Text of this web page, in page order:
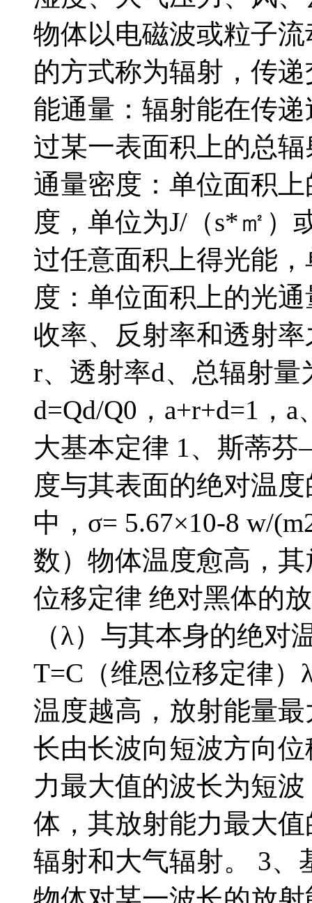
物体以电磁波或粒子
的方式称为辐射，传
能通量：辐射能在传
过某一表面积上的总
通量密度：单位面积
度，单位为J/（s*㎡）
过任意面积上得光能
度：单位面积上的光
收率、反射率和透射
r、透射率d、总辐射量
d=Qd/Q0，a+r+d=1，
大基本定律 1、斯蒂
度与其表面的绝对温
中，σ= 5.67×10-8 w/
数）物体温度愈高，
位移定律 绝对黑体的
（λ）与其本身的绝对
T=C（维恩位移定律）
温度越高，放射能量
长由长波向短波方向
力最大值的波长为短
体，其放射能力最大
辐射和大气辐射。 3、